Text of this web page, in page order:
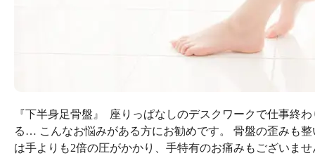
『下半身足骨盤』
座りっぱなしのデスクワークで仕事終
る… こんなお悩みがある方にお勧めです。 骨盤の歪みも
は手よりも2倍の圧がかかり、手特有のお痛みもございま